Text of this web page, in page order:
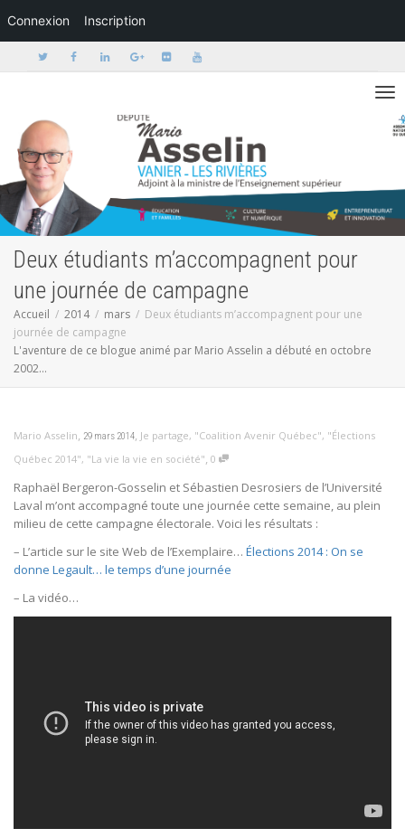
Connexion Inscription
Activer/
Deux étudiants m’accompagnent pour
une journée de campagne
Accueil 2014 mars
Deux étudiants m’accompagnent pour une
journée de campagne
L'aventure de ce blogue animé par Mario Asselin a débuté en octobre
2002...
Mario Asselin, 29 mars 2014, Je partage, "Coalition Avenir Québec", "Élections
Québec 2014", "La vie la vie en société", 0
Raphaël Bergeron-Gosselin et Sébastien Desrosiers de l’Université
Laval m’ont accompagné toute une journée cette semaine, au plein
milieu de cette campagne électorale. Voici les résultats :
– L’article sur le site Web de l’Exemplaire… Élections 2014 : On se
donne Legault… le temps d’une journée
– La vidéo…